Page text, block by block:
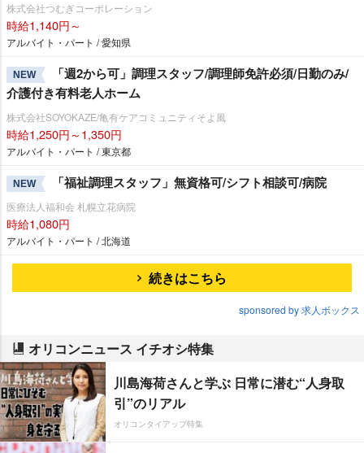
株式会社つむぎコーポレーション
時給1,140円～
アルバイト・パート / 愛知県
NEW
「週2から可」調理スタッフ/調理師免許必須/日勤のみ/
介護付き有料老人ホーム
株式会社SOYOKAZE/亀有ケアコミュニティそよ風
時給1,250円～1,350円
アルバイト・パート / 東京都
NEW 「福祉調理スタッフ」無資格可/シフト相談可/病院
医療法人福和会 札幌立花病院
時給1,080円
アルバイト・パート / 北海道
続きはこちら
sponsored by 求人ボックス
オリコンニュース イチオシ特集
川島海荷さんと学ぶ 日常に潜む“人身取
引”のリアル
オリコンタイアップ特集